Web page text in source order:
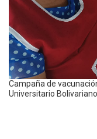
Campaña de
Universitario Bolivariano